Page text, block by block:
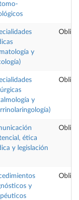
y
y
ética
y legislación
y